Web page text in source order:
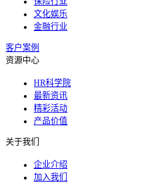
文化娱乐
金融行业
客户案例
资源中心
HR科学院
最新资讯
精彩活动
产品价值
关于我们
企业介绍
加入我们